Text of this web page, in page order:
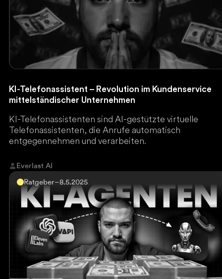
KI-Telefonassistent – Revolution im Kundenservice
mittelständischer Unternehmen
KI-Telefonassistenten sind AI-gestützte virtuelle
Telefonassistenten, die Anrufe automatisch
entgegennehmen und verarbeiten.
Everlast AI
Ratgeber–8.5.2025